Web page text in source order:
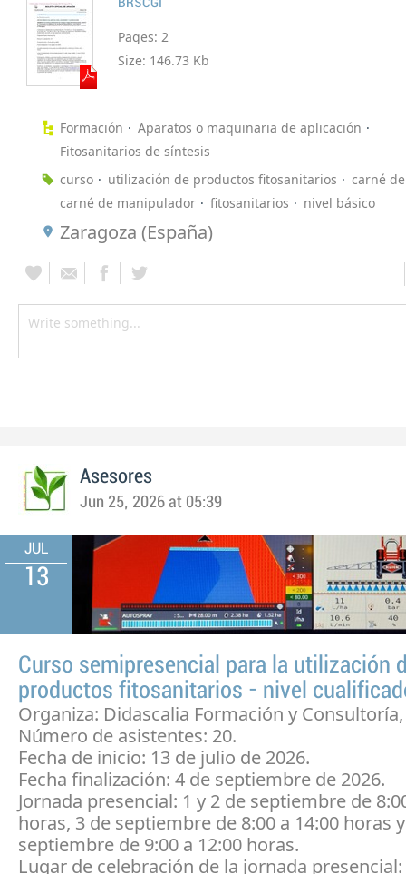
Pages: 2
Size: 146.73 Kb
Formación
Aparatos o maquinaria de aplicación
Fitosanitarios de síntesis
curso
utilización de productos fitosanitarios
carné
carné de manipulador
fitosanitarios nivel básico
Zaragoza (España)
Asesores
Jun 25, 2026 at 05:39
JUL
13
Curso semipresencial para la utilización
productos fitosanitarios - nivel
Organiza: Didascalia Formación y Consultoría,
Número de asistentes: 20.
Fecha de inicio: 13 de julio de 2026.
Fecha finalización: 4 de septiembre de 2026.
Jornada presencial: 1 y 2 de septiembre de
horas, 3 de septiembre de 8:00 a 14:00 horas
septiembre de 9:00 a 12:00 horas.
Lugar de celebración de la jornada